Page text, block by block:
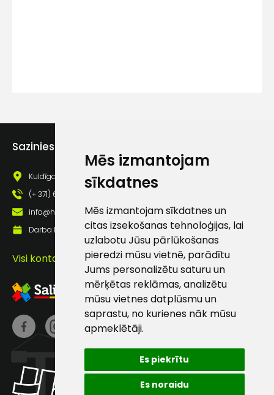
Mēs izmantojam
sīkdatnes
Mēs izmantojam sīkdatnes un
citas izsekošanas tehnoloģijas, lai
uzlabotu Jūsu pārlūkošanas
pieredzi mūsu vietnē, parādītu
Jums personalizētu saturu un
mērķētas reklāmas, analizētu
mūsu vietnes datplūsmu un
saprastu, no kurienes nāk mūsu
apmeklētāji.
Es piekrītu
Es noraidu
Sazinies ar mums
Kuldīgas iela 69a, Saldus, Saldus nov., LV - 3801
(+ 371) 63 881 186
info@hards.lv
Darba laiks: Darbadienās: 8:00 - 17:00
Visi kontakti
Sūtīt ziņojumu
Klientu
atbalsts
Darbdienās:
8:00 – 17:00
info@hards.lv